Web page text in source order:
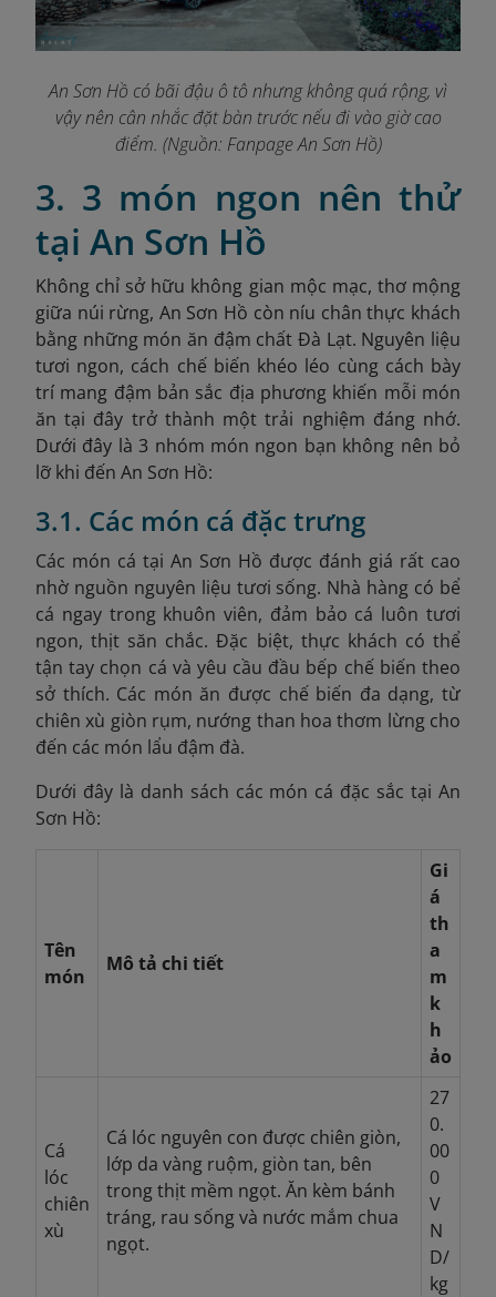
An Sơn Hồ có bãi đậu ô tô nhưng không quá rộng, vì
vậy nên cân nhắc đặt bàn trước nếu đi vào giờ cao
điểm. (Nguồn: Fanpage An Sơn Hồ)
3. 3 món ngon nên thử
tại An Sơn Hồ
Không chỉ sở hữu không gian mộc mạc, thơ mộng
giữa núi rừng, An Sơn Hồ còn níu chân thực khách
bằng những món ăn đậm chất Đà Lạt. Nguyên liệu
tươi ngon, cách chế biến khéo léo cùng cách bày
trí mang đậm bản sắc địa phương khiến mỗi món
ăn tại đây trở thành một trải nghiệm đáng nhớ.
Dưới đây là 3 nhóm món ngon bạn không nên bỏ
lỡ khi đến An Sơn Hồ:
3.1. Các món cá đặc trưng
Các món cá tại An Sơn Hồ được đánh giá rất cao
nhờ nguồn nguyên liệu tươi sống. Nhà hàng có bể
cá ngay trong khuôn viên, đảm bảo cá luôn tươi
ngon, thịt săn chắc. Đặc biệt, thực khách có thể
tận tay chọn cá và yêu cầu đầu bếp chế biến theo
sở thích. Các món ăn được chế biến đa dạng, từ
chiên xù giòn rụm, nướng than hoa thơm lừng cho
đến các món lẩu đậm đà.
Dưới đây là danh sách các món cá đặc sắc tại An
Sơn Hồ:
Tên
món
Mô tả chi tiết
Gi
á
th
a
m
k
h
ảo
Cá
lóc
chiên
xù
Cá lóc nguyên con được chiên giòn,
lớp da vàng ruộm, giòn tan, bên
trong thịt mềm ngọt. Ăn kèm bánh
tráng, rau sống và nước mắm chua
ngọt.
27
0.
00
0
V
N
D/
kg